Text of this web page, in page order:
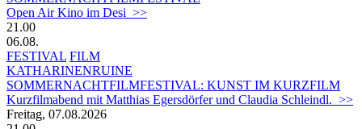
Open Air Kino im Desi >>
21.00
06.08.
FESTIVAL FILM
KATHARINENRUINE
SOMMERNACHTFILMFESTIVAL: KUNST IM KURZFILM
Kurzfilmabend mit Matthias Egersdörfer und Claudia Schleindl. >>
Freitag, 07.08.2026